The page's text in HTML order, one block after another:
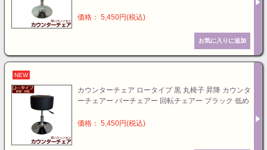
価格： 5,450円(税込)
NEW
カウンターチェア ロータイプ 黒 丸椅子 昇降 カウンタ
ーチェアー バーチェアー 回転チェアー ブラック 低め
価格： 5,450円(税込)